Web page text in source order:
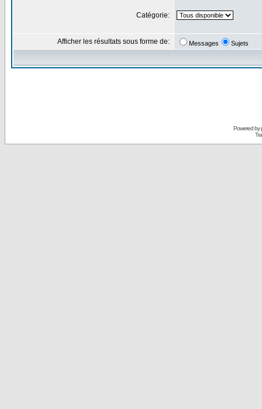
Catégorie:
Afficher les résultats sous forme de: Messages Sujets
Powered by